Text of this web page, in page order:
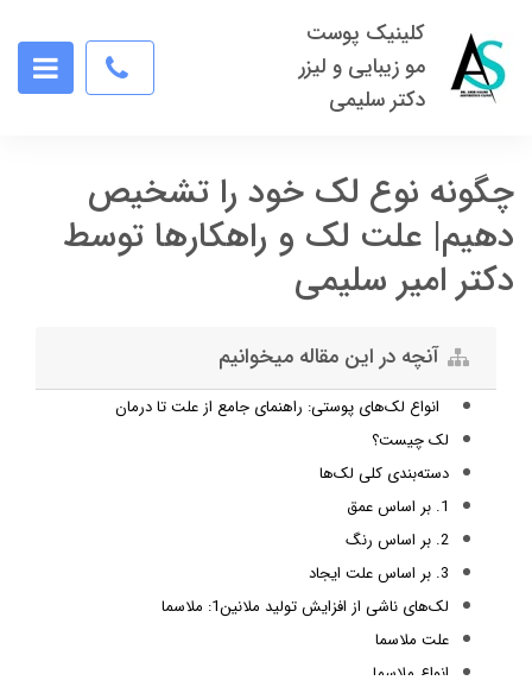
کلینیک پوست
مو زیبایی و لیزر
دکتر سلیمی
چگونه نوع لک خود را تشخیص
دهیم| علت لک و راهکارها توسط
دکتر امیر سلیمی
آنچه در این مقاله میخوانیم
انواع لک‌های پوستی: راهنمای جامع از علت تا درمان
لک چیست؟
دسته‌بندی کلی لک‌ها
1. بر اساس عمق
2. بر اساس رنگ
3. بر اساس علت ایجاد
لک‌های ناشی از افزایش تولید ملانین1: ملاسما
علت ملاسما
انواع ملاسما